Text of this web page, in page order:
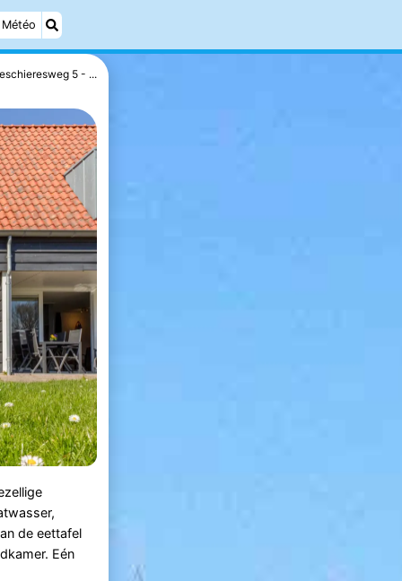
Météo
5 - ...
de eettafel
Eén